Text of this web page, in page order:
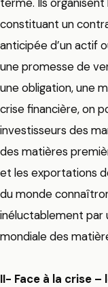
constituant un
anticipée d’un actif
une promesse de
une obligation, une
crise financière, on
investisseurs des
des matières
et les exportations
du monde
inéluctablement par
mondiale des
II- Face à la crise